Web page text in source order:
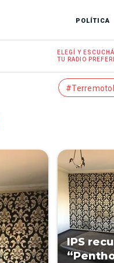
POLÍTICA
ELEGÍ Y ESCUCHÁ
TU RADIO
IPS